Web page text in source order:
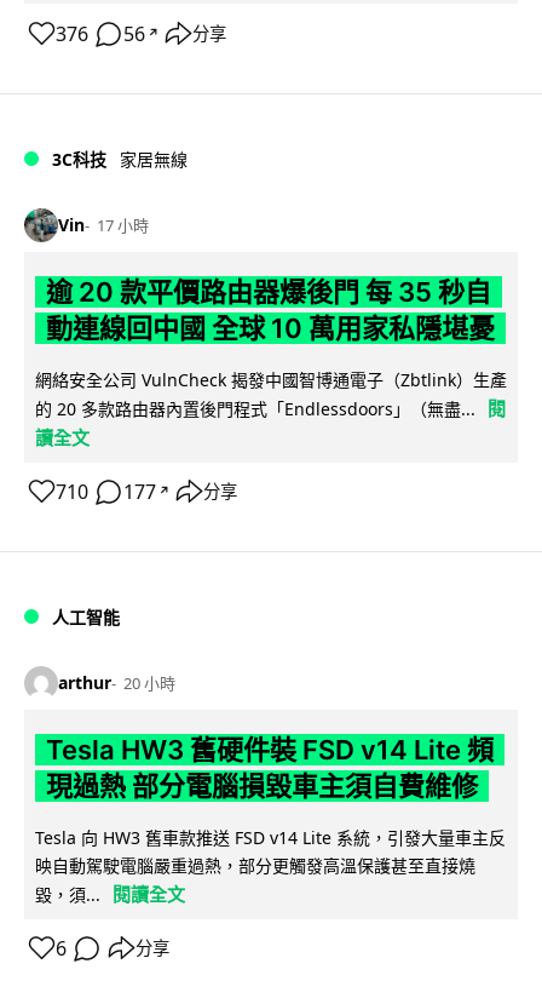
376 56 ↗ 分享
3C科技 家居無線
Vin 17 小時
逾 20 款平價路由器爆後門 每 35 秒自
動連線回中國 全球 10 萬用家私隱堪憂
網絡安全公司 VulnCheck 揭發中國智博通電子（Zbtlink）生產
的 20 多款路由器內置後門程式「Endlessdoors」（無盡...
閱
讀全文
710 177 ↗ 分享
人工智能
arthur 20 小時
Tesla HW3 舊硬件裝 FSD v14 Lite 頻
現過熱 部分電腦損毀車主須自費維修
Tesla 向 HW3 舊車款推送 FSD v14 Lite 系統，引發大量車主反
映自動駕駛電腦嚴重過熱，部分更觸發高溫保護甚至直接燒
毀，須...
閱讀全文
6 分享